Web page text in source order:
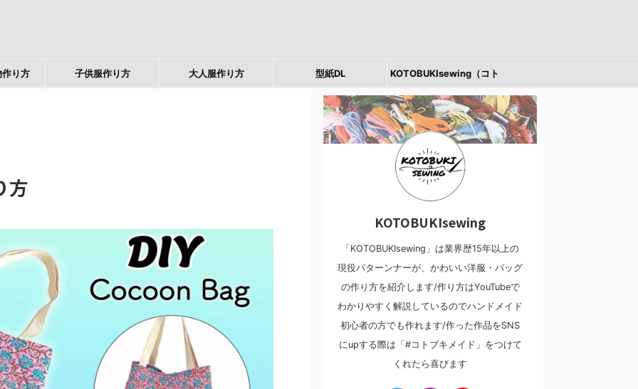
り方 子供服作り方 大人服作り方 型紙DL KOTOBUKIsewing（コト
ブキソーイング）とは
方
KOTOBUKIsewing
「KOTOBUKIsewing」は業界歴15年以上の
現役パターンナーが、かわいい洋服・バッグ
の作り方を紹介します/作り方はYouTubeで
わかりやすく解説しているのでハンドメイド
初心者の方でも作れます/作った作品をSNS
にupする際は「#コトブキメイド」をつけて
くれたら喜びます